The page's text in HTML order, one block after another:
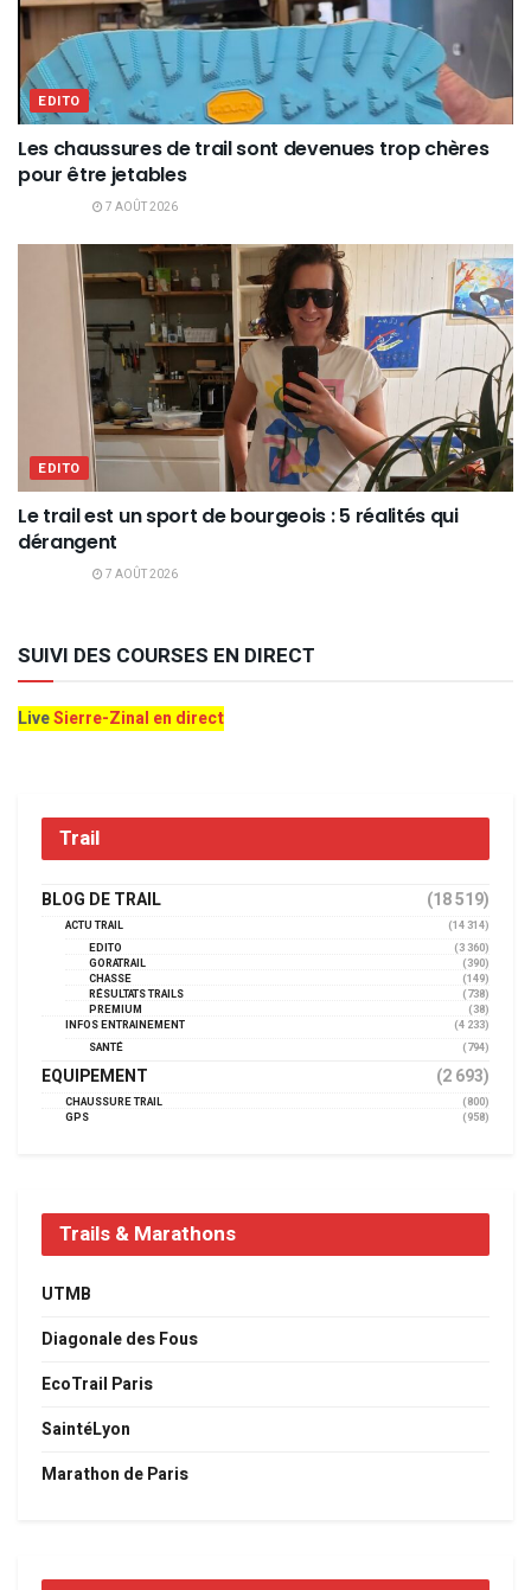
EDITO
Les chaussures de trail sont devenues trop chères
pour être jetables
7 AOÛT 2026
EDITO
Le trail est un sport de bourgeois : 5 réalités qui
dérangent
7 AOÛT 2026
SUIVI DES COURSES EN DIRECT
LiveSierre-Zinal en direct
Trail
BLOG DE TRAIL (18 519)
ACTU TRAIL
(14 314)
EDITO
(3 360)
GORATRAIL
(390)
CHASSE
(149)
RÉSULTATS TRAILS
(738)
PREMIUM
(38)
INFOS ENTRAINEMENT
(4 233)
SANTÉ
(794)
EQUIPEMENT (2 693)
CHAUSSURE TRAIL
(800)
GPS
(958)
Trails & Marathons
UTMB
Diagonale des Fous
EcoTrail Paris
SaintéLyon
Marathon de Paris